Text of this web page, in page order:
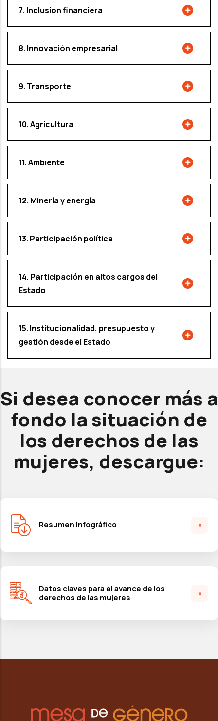
7. Inclusión financiera
8. Innovación empresarial
9. Transporte
10. Agricultura
11. Ambiente
12. Minería y energía
13. Participación política
14. Participación en altos cargos del
Estado
15. Institucionalidad, presupuesto y
gestión desde el Estado
Si desea conocer más a
fondo la situación de
los derechos de las
mujeres, descargue:
Resumen infográfico
Datos claves para el avance de los
derechos de las mujeres